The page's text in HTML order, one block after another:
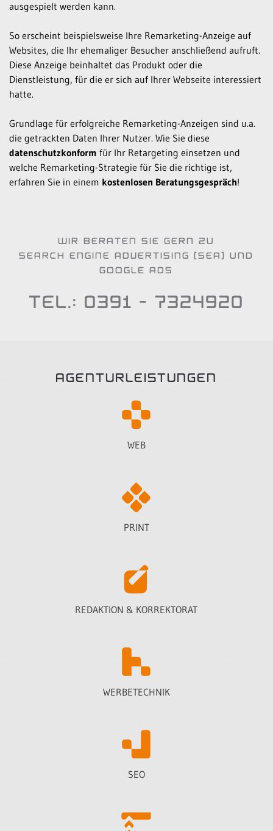
ausgespielt werden kann.
So erscheint beispielsweise Ihre Remarketing-Anzeige auf
Websites, die Ihr ehemaliger Besucher anschließend aufruft.
Diese Anzeige beinhaltet das Produkt oder die
Dienstleistung, für die er sich auf Ihrer Webseite interessiert
hatte.
Grundlage für erfolgreiche Remarketing-Anzeigen sind u.a.
die getrackten Daten Ihrer Nutzer. Wie Sie diese
datenschutzkonform für Ihr Retargeting einsetzen und
welche Remarketing-Strategie für Sie die richtige ist,
erfahren Sie in einem kostenlosen Beratungsgespräch!
WIR BERATEN SIE GERN ZU
SEARCH ENGINE ADVERTISING (SEA) UND
GOOGLE ADS
TEL.: 0391 - 7324920
AGENTURLEISTUNGEN
WEB
PRINT
REDAKTION & KORREKTORAT
WERBETECHNIK
SEO